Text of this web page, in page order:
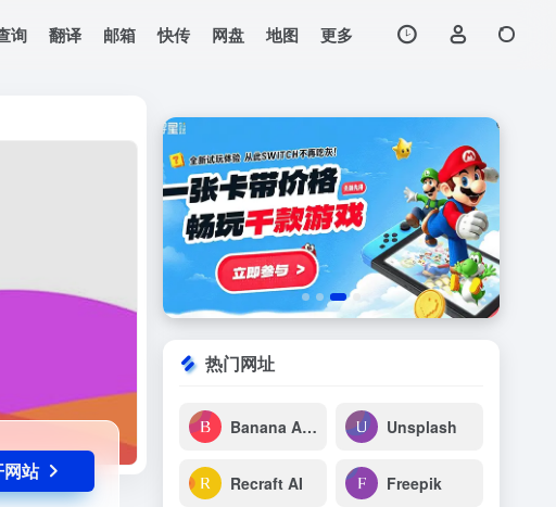
询 翻译 邮箱 快传 网盘 地图 更多
站
热门网址
Banana AI 2 Unsplash
Recraft AI Freepik